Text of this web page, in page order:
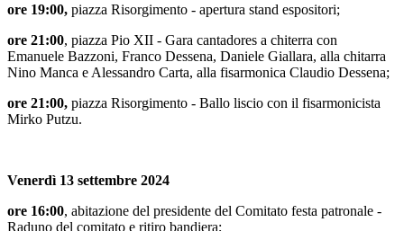
ore 19:00, piazza Risorgimento - apertura stand espositori;
ore 21:00, piazza Pio XII - Gara cantadores a chiterra con
Emanuele Bazzoni, Franco Dessena, Daniele Giallara, alla chitarra
Nino Manca e Alessandro Carta, alla fisarmonica Claudio Dessena;
ore 21:00, piazza Risorgimento - Ballo liscio con il fisarmonicista
Mirko Putzu.
Venerdì 13 settembre 2024
ore 16:00, abitazione del presidente del Comitato festa patronale -
Raduno del comitato e ritiro bandiera;